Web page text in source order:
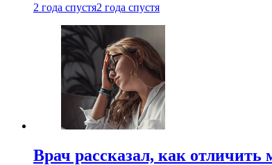
2 года спустя2 года спустя
Врач рассказал, как отличить